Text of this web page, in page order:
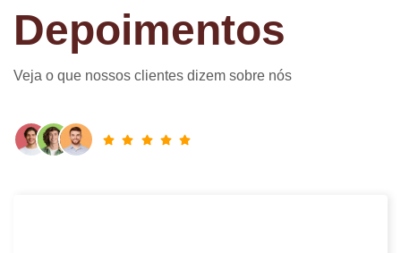
Depoimentos
Veja o que nossos clientes dizem sobre nós